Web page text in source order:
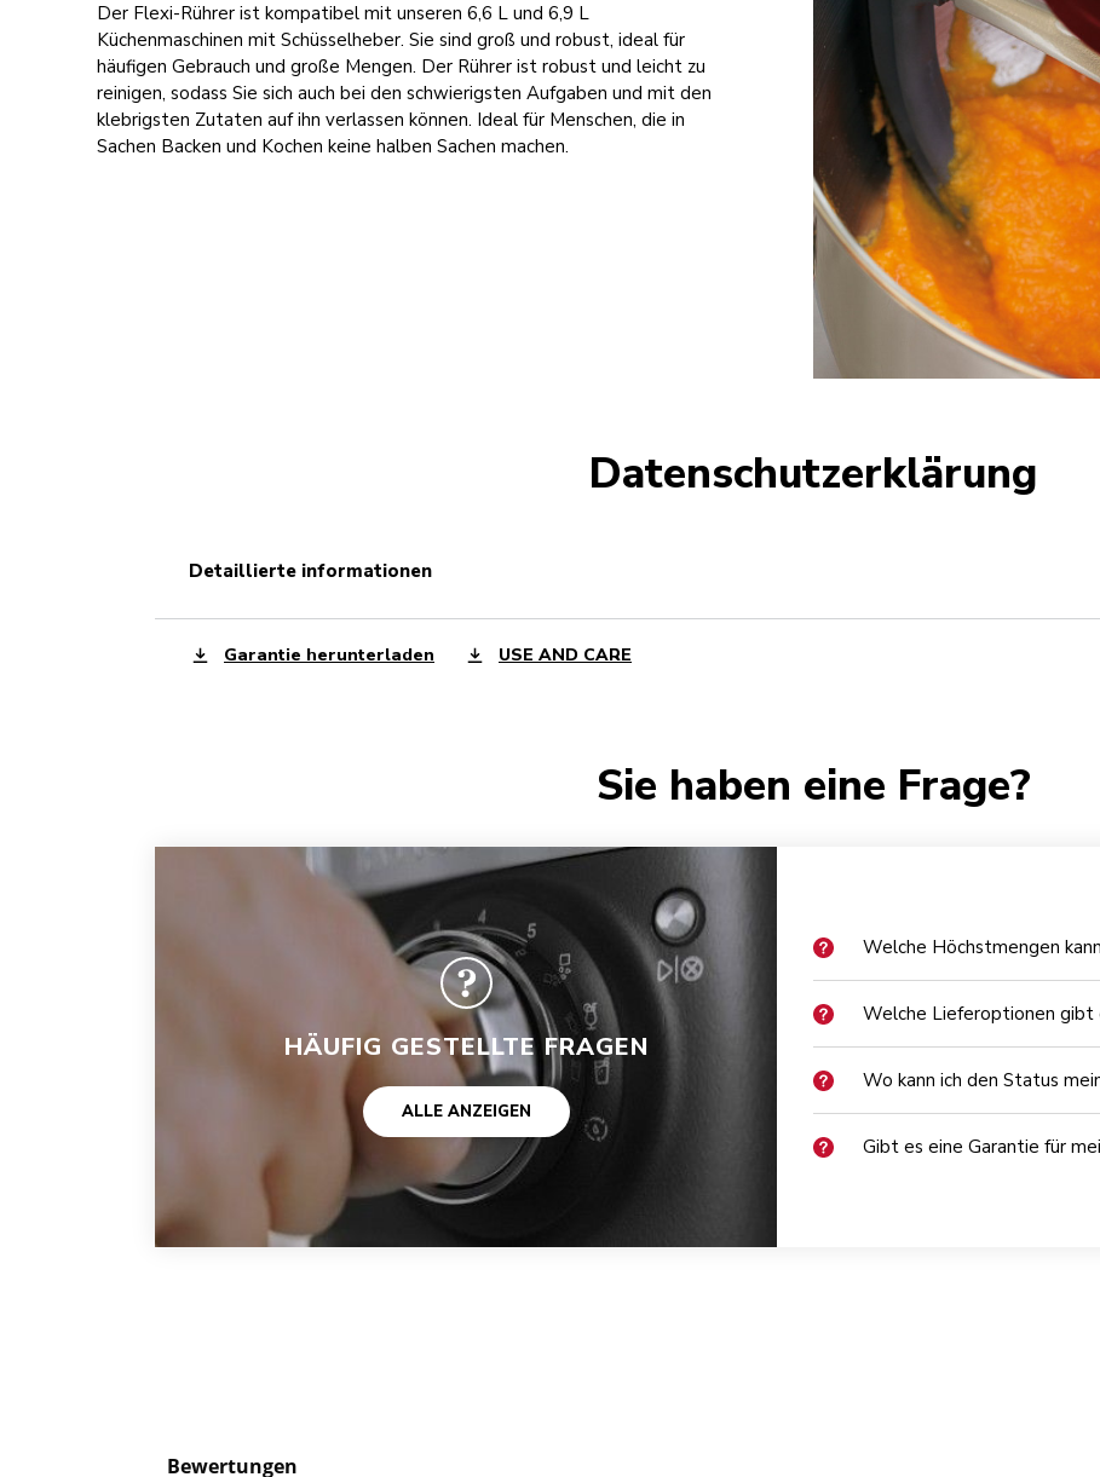
Der Flexi-Rührer ist kompatibel mit unseren 6,6 L und 6,9 L
Küchenmaschinen mit Schüsselheber. Sie sind groß und robust, ideal für
häufigen Gebrauch und große Mengen. Der Rührer ist robust und leicht zu
reinigen, sodass Sie sich auch bei den schwierigsten Aufgaben und mit den
klebrigsten Zutaten auf ihn verlassen können. Ideal für Menschen, die in
Sachen Backen und Kochen keine halben Sachen machen.
Datenschutzerklärung
detaillierte informationen
Garantie herunterladen USE AND CARE
Sie haben eine Frage?
HÄUFIG GESTELLTE FRAGEN
ALLE ANZEIGEN
Welche Höchstmengen
Welche Lieferoptionen gibt
Wo kann ich den Status
Gibt es eine Garantie für